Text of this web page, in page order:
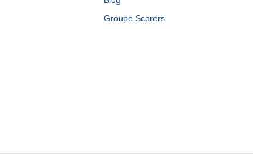
Groupe Scorers